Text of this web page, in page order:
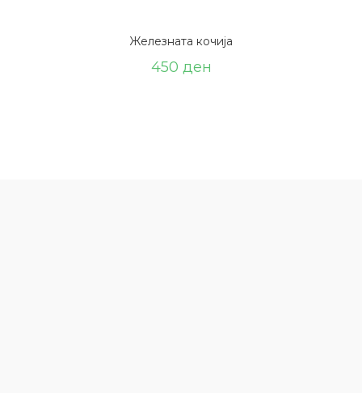
Железната кочија
450 ден